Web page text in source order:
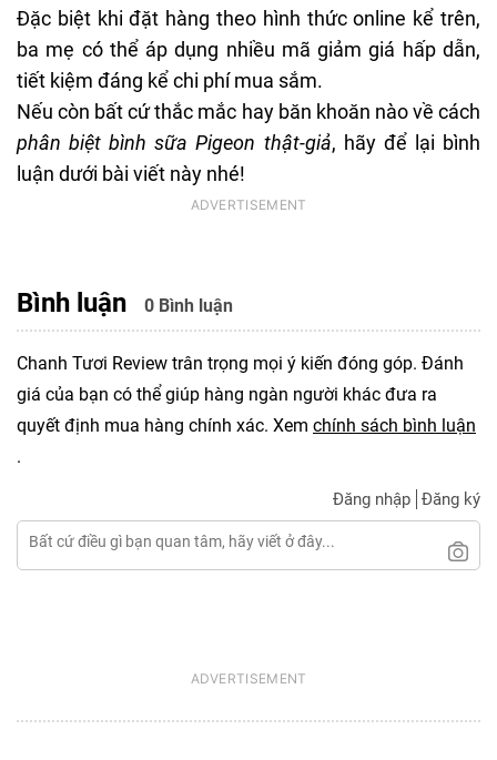
Đặc biệt khi đặt hàng theo hình thức online kể trên,
ba mẹ có thể áp dụng nhiều mã giảm giá hấp dẫn,
tiết kiệm đáng kể chi phí mua sắm.
Nếu còn bất cứ thắc mắc hay băn khoăn nào về cách
phân biệt bình sữa Pigeon thật-giả, hãy để lại bình
luận dưới bài viết này nhé!
Bình luận 0 Bình luận
Chanh Tươi Review trân trọng mọi ý kiến đóng góp. Đánh
giá của bạn có thể giúp hàng ngàn người khác đưa ra
quyết định mua hàng chính xác. Xem chính sách bình luận
.
Đăng nhập Đăng ký